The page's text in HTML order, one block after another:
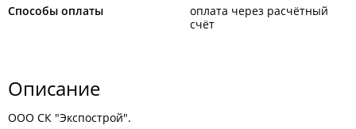
Способы оплаты
оплата через расчётный
счёт
Описание
ООО СК "Экспострой".